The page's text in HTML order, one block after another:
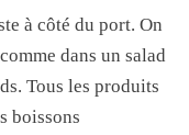
à côté du port. On
dans un salad
Tous les produits
boissons